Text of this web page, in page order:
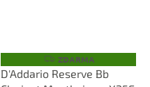
Z
D
A
ZDARMA
D'Addario Reserve Bb